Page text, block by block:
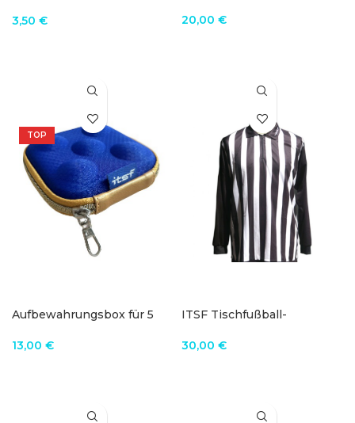
3,50 € 20,00 €
TOP
Aufbewahrungsbox für 5
13,00 €
ITSF Tischfußball-
30,00 €